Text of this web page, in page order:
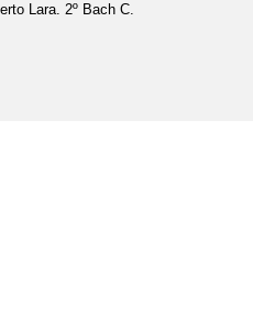
Lara. 2º Bach C.